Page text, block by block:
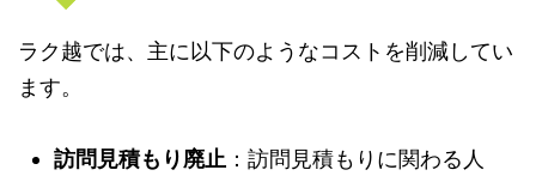
ラク越では、主に以下のようなコストを削減してい
ます。
訪問見積もり廃止 ：訪問見積もりに関わる人